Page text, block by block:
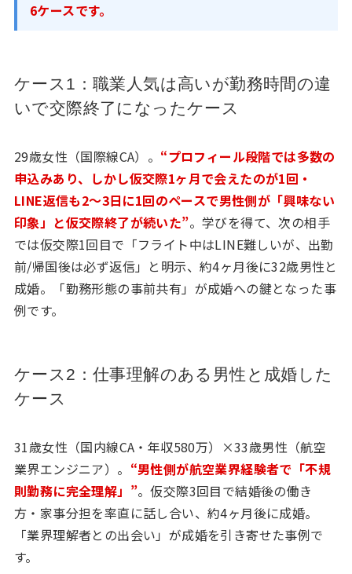
6ケースです。
ケース1：職業人気は高いが勤務時間の違
いで交際終了になったケース
29歳女性（国際線CA）。 “プロフィール段階では多数の
申込みあり、しかし仮交際1ヶ月で会えたのが1回・
LINE返信も2〜3日に1回のペースで男性側が「興味ない
印象」と仮交際終了が続いた”。学びを得て、次の相手
では仮交際1回目で「フライト中はLINE難しいが、出勤
前/帰国後は必ず返信」と明示、約4ヶ月後に32歳男性と
成婚。「勤務形態の事前共有」が成婚への鍵となった事
例です。
ケース2：仕事理解のある男性と成婚した
ケース
31歳女性（国内線CA・年収580万）×33歳男性（航空
業界エンジニア）。 “男性側が航空業界経験者で「不規
則勤務に完全理解」”。仮交際3回目で結婚後の働き
方・家事分担を率直に話し合い、約4ヶ月後に成婚。
「業界理解者との出会い」が成婚を引き寄せた事例で
す。